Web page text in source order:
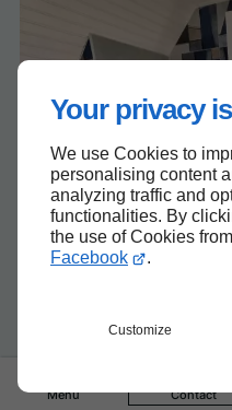
Your privacy
We use Cookies to
personalising content
analyzing traffic and
functionalities. By
the use of Cookies
Facebook
.
Customize
Menu Contact